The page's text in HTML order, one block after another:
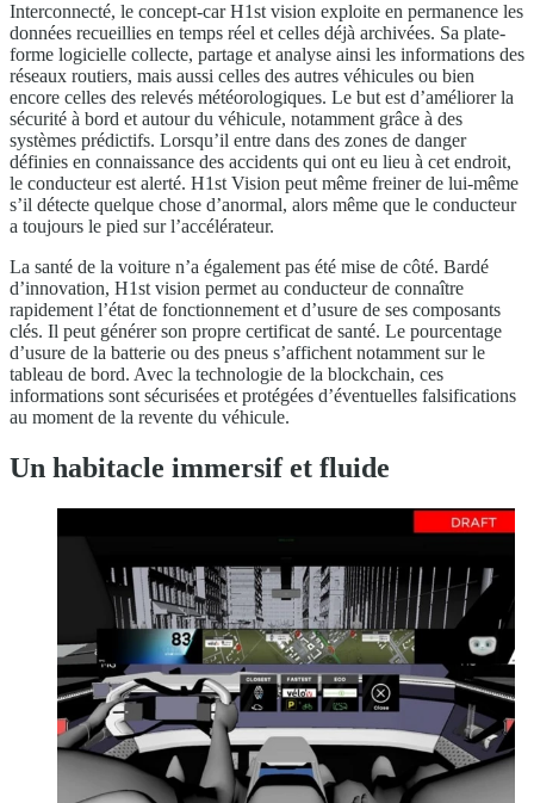
Interconnecté, le concept-car H1st vision exploite en permanence les
données recueillies en temps réel et celles déjà archivées. Sa plate-
forme logicielle collecte, partage et analyse ainsi les informations des
réseaux routiers, mais aussi celles des autres véhicules ou bien
encore celles des relevés météorologiques. Le but est d’améliorer la
sécurité à bord et autour du véhicule, notamment grâce à des
systèmes prédictifs. Lorsqu’il entre dans des zones de danger
définies en connaissance des accidents qui ont eu lieu à cet endroit,
le conducteur est alerté. H1st Vision peut même freiner de lui-même
s’il détecte quelque chose d’anormal, alors même que le conducteur
a toujours le pied sur l’accélérateur.
La santé de la voiture n’a également pas été mise de côté. Bardé
d’innovation, H1st vision permet au conducteur de connaître
rapidement l’état de fonctionnement et d’usure de ses composants
clés. Il peut générer son propre certificat de santé. Le pourcentage
d’usure de la batterie ou des pneus s’affichent notamment sur le
tableau de bord. Avec la technologie de la blockchain, ces
informations sont sécurisées et protégées d’éventuelles falsifications
au moment de la revente du véhicule.
Un habitacle immersif et fluide